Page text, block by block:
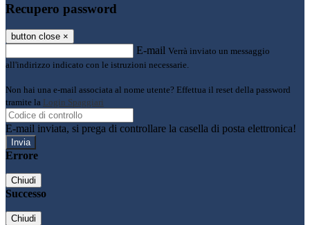
Recupero password
button close ×
E-mail Verrà inviato un messaggio
all'indirizzo indicato con le istruzioni necessarie.
Non hai una e-mail associata al nome utente? Effettua il reset della password
tramite la Login Spaggiari
E-mail inviata, si prega di controllare la casella di posta elettronica!
Errore
Chiudi
Successo
Chiudi